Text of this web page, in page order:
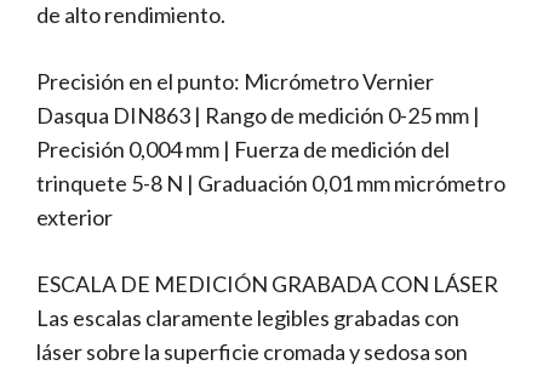
de alto rendimiento.
Precisión en el punto: Micrómetro Vernier
Dasqua DIN863 | Rango de medición 0-25 mm |
Precisión 0,004 mm | Fuerza de medición del
trinquete 5-8 N | Graduación 0,01 mm micrómetro
exterior
ESCALA DE MEDICIÓN GRABADA CON LÁSER
Las escalas claramente legibles grabadas con
láser sobre la superficie cromada y sedosa son